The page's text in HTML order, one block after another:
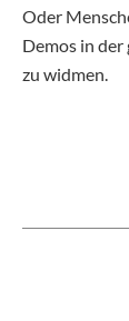
Oder
Demos in
zu widmen.